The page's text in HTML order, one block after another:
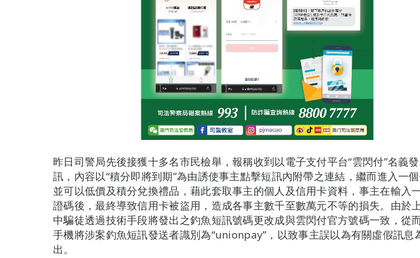
昨日司警局先後接獲十多名市民檢舉，報稱收到以電子支付平台“雲閃付”名義
訊，內容以“積分即將到期”為由誘使事主點擊短訊內附帶之連結，繼而進入一
並可以低價及積分兌換禮品，藉此套取事主的個人及信用卡資料，事主在輸入
證碼後，最終導致信用卡被盜用，造成各事主數千至數萬元不等的損失。由於
中騙徒透過技術手段將發出之釣魚短訊號碼更改成與雲閃付官方號碼一致，從
手機將涉案釣魚短訊發送者識別為“unionpay”，以致事主誤以為有關虛假訊息
出。